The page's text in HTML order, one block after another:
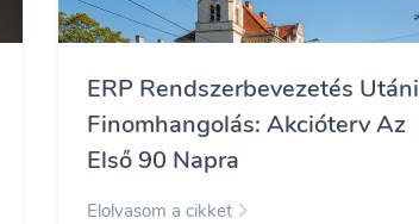
ERP Rendszerbevezetés Utáni
Finomhangolás: Akcióterv Az
Első 90 Napra
Elolvasom a cikket